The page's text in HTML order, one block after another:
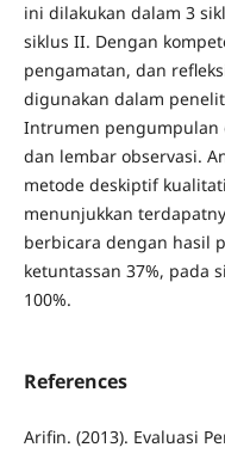
ini dilakukan dalam 3
siklus II. Dengan
pengamatan, dan
digunakan dalam
Intrumen pengumpulan
dan lembar observasi.
metode deskiptif
menunjukkan
berbicara dengan hasil
ketuntassan 37%, pada
100%.
References
Arifin. (2013). Evaluasi